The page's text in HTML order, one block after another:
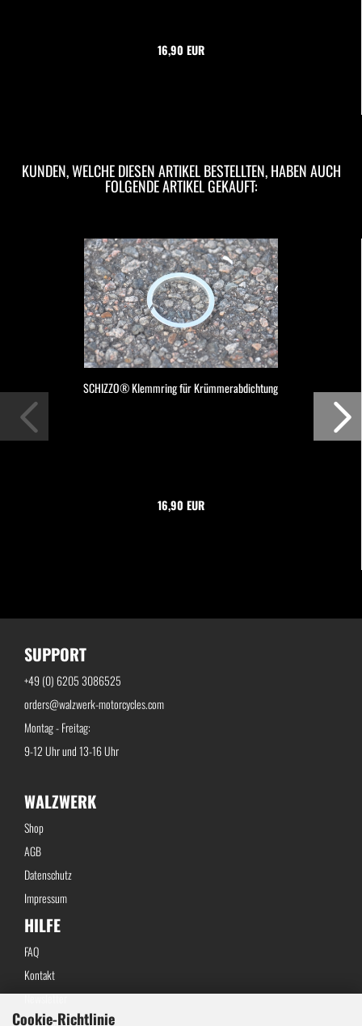
Cookie-Richtlinie
16,90 EUR
KUNDEN, WELCHE DIESEN ARTIKEL BESTELLTEN, HABEN AUCH
FOLGENDE ARTIKEL GEKAUFT:
SCHIZZO® Klemmring für Krümmerabdichtung
16,90 EUR
SUPPORT
+49 (0) 6205 3086525
orders@walzwerk-motorcycles.com
Montag - Freitag:
9-12 Uhr und 13-16 Uhr
WALZWERK
Shop
AGB
Datenschutz
Impressum
HILFE
FAQ
Kontakt
Newsletter
Widerrufsbelehrung